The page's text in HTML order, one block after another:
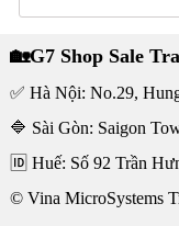
🏡G7 Shop Sale
✅ Hà Nội: No.29,
🔷 Sài Gòn: Saigon
🆔 Huế: Số 92 Trần
© Vina MicroSystems